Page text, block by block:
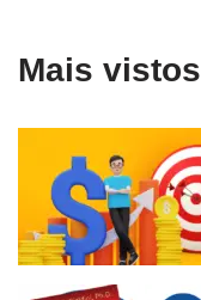
Mais vistos